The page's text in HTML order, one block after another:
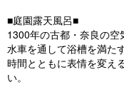
■庭園露天風呂■
1300年の古都・奈良の空
水車を通して浴槽を満た
時間とともに表情を変え
い。